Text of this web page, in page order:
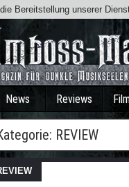
News Reviews
REVIEW
Bereitstellung unserer